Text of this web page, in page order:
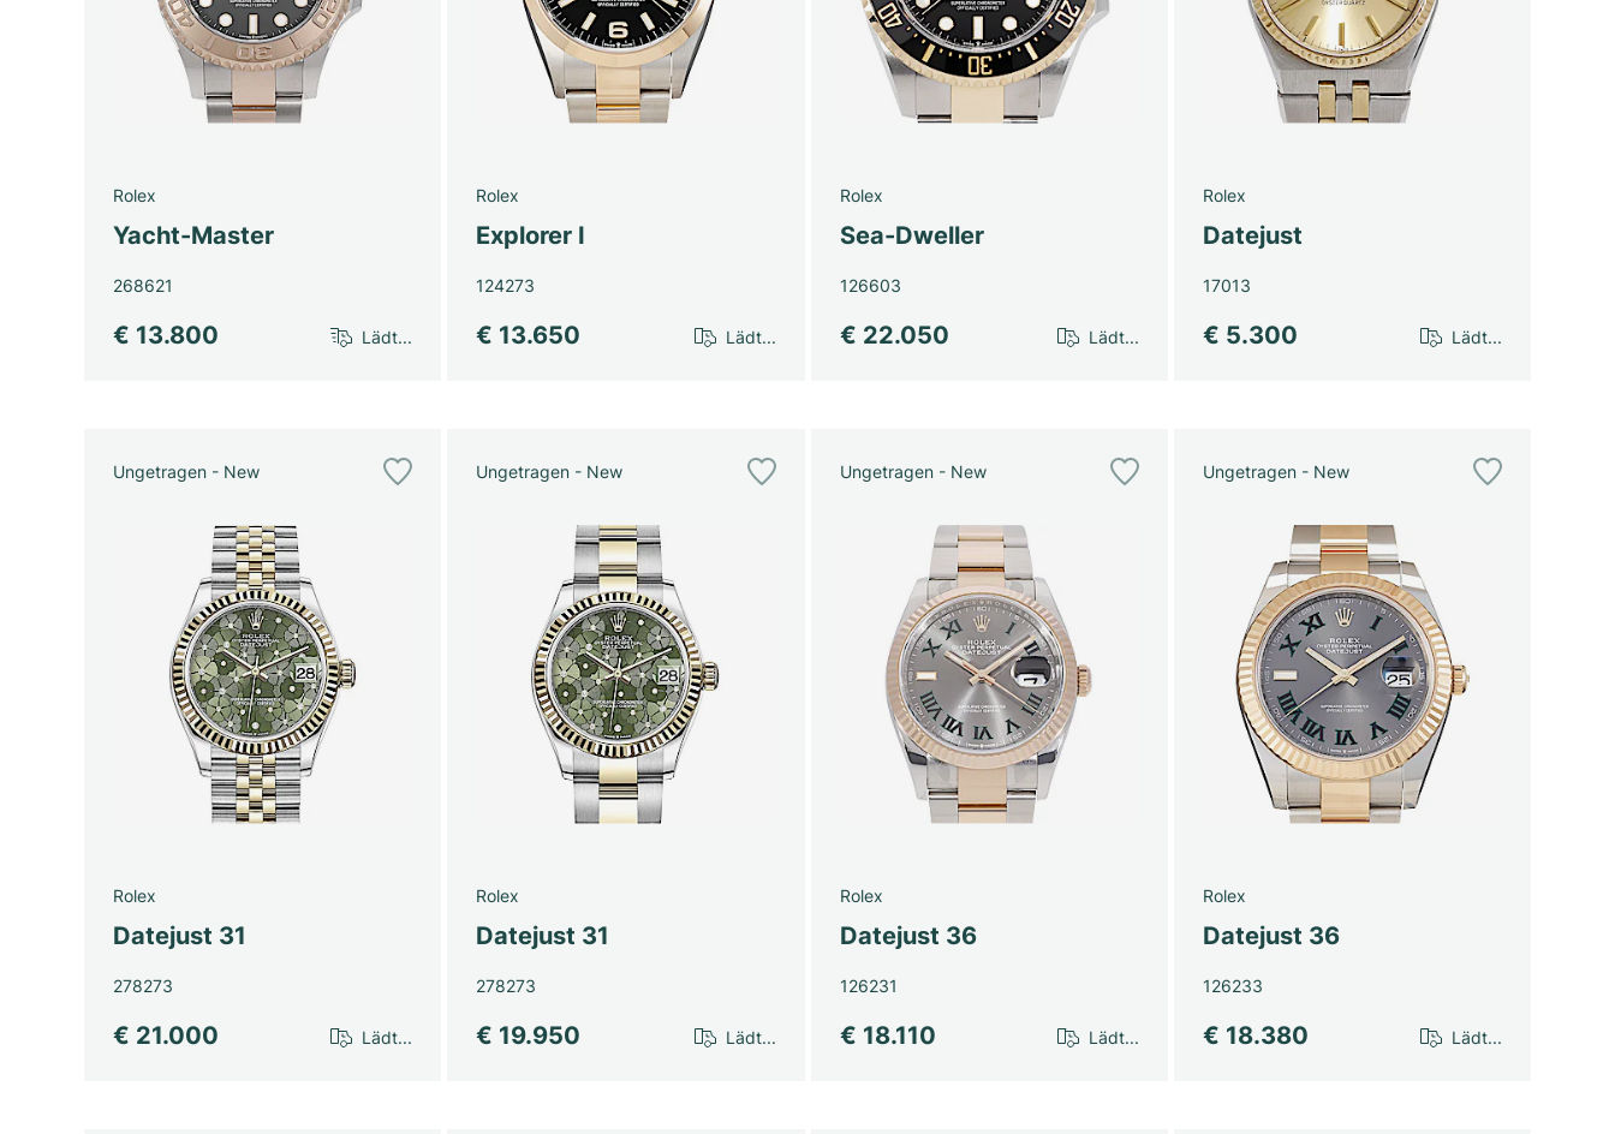
Rolex
Yacht-Master
268621
€ 13.800 Lädt...
Rolex
Explorer I
124273
€ 13.650 Lädt...
Rolex
Sea-Dweller
126603
€ 22.050 Lädt...
Rolex
Datejust
17013
€ 5.300 Lädt...
Ungetragen - New
Rolex
Datejust 31
278273
€ 21.000 Lädt...
Ungetragen - New
Rolex
Datejust 31
278273
€ 19.950 Lädt...
Ungetragen - New
Rolex
Datejust 36
126231
€ 18.110 Lädt...
Ungetragen - New
Rolex
Datejust 36
126233
€ 18.380 Lädt...